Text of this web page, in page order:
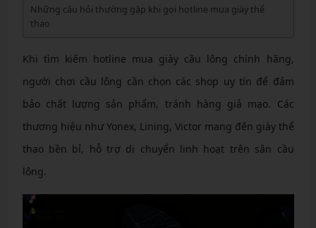
Những câu hỏi thường gặp khi gọi hotline mua giày thể
thao
Khi tìm kiếm hotline mua giày cầu lông chính hãng,
người chơi cầu lông cần chọn các shop uy tín để đảm
bảo chất lượng sản phẩm, tránh hàng giả mạo. Các
thương hiệu như Yonex, Lining, Victor mang đến giày thể
thao bền bỉ, hỗ trợ di chuyển linh hoạt trên sân cầu
lông.